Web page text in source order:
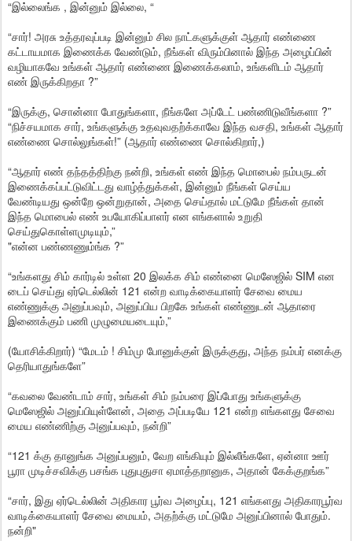
“இல்லைங்க , இன்னும் இல்லை, “
“சார்! அரசு உத்தரவுப்படி இன்னும் சில நாட்களுக்குள் ஆதார் எண்ணை
கட்டாயமாக இணைக்க வேண்டும், நீங்கள் விரும்பினால் இந்த அழைப்பின்
வழியாகவே உங்கள் ஆதார் எண்ணை இணைக்கலாம், உங்களிடம் ஆதார்
எண் இருக்கிறதா ?”
“இருக்கு, சொன்னா போதுங்களா, நீங்களே அப்டேட் பண்ணிடுவீங்களா ?”
“நிச்சயமாக சார், உங்களுக்கு உதவுவதற்க்காவே இந்த வசதி, உங்கள் ஆதார்
எண்ணை சொல்லுங்கள்!” (ஆதார் எண்ணை சொல்கிறார்,)
“ஆதார் எண் தந்தத்திற்கு நன்றி, உங்கள் எண் இந்த மொபைல் நம்பருடன்
இணைக்கப்பட்டுவிட்டது வாழ்த்துக்கள், இன்னும் நீங்கள் செய்ய
வேண்டியது ஒன்றே ஒன்றுதான், அதை செய்தால் மட்டுமே நீங்கள் தான்
இந்த மொபைல் எண் உபயோகிப்பாளர் என எங்களால் உறுதி
செய்துகொள்ளமுடியும்,”
"என்ன பண்ணணும்ங்க ?”
“உங்களது சிம் கார்டில் உள்ள 20 இலக்க சிம் எண்னை மெஸேஜில் SIM என
டைப் செய்து ஏர்டெல்லின் 121 என்ற வாடிக்கையாளர் சேவை மைய
எண்ணுக்கு அனுப்பவும், அனுப்பிய பிறகே உங்கள் எண்ணுடன் ஆதாரை
இணைக்கும் பணி முழுமையடையும்,”
(யோசிக்கிறார்) “மேடம் ! சிம்மு போனுக்குள் இருக்குது, அந்த நம்பர் எனக்கு
தெரியாதுங்களே”
“கவலை வேண்டாம் சார், உங்கள் சிம் நம்பரை இப்போது உங்களுக்கு
மெஸேஜில் அனுப்பியுள்ளேன், அதை அப்படியே 121 என்ற எங்களது சேவை
மைய எண்ணிற்கு அனுப்பவும், நன்றி”
“121 க்கு தானுங்க அனுப்பனும், வேற எங்கியும் இல்லீங்களே, ஏன்னா ஊர்
பூரா முடிச்சவிக்கு பசங்க புதுபுதுசா ஏமாத்தறானுக, அதான் கேக்குறங்க”
“சார், இது ஏர்டெல்லின் அதிகார பூர்வ அழைப்பு, 121 எங்களது அதிகாரபூர்வ
வாடிக்கையாளர் சேவை மையம், அதற்க்கு மட்டுமே அனுப்பினால் போதும்.
நன்றி"